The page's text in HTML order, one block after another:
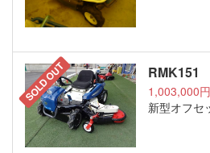
SOLD OUT RMK151
1,003,000円
新型オフセ